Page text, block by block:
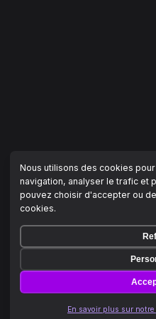
Nous utilisons des cookies
navigation, analyser le trafic et
pouvez choisir d'accepter ou
cookies.
En savoir plus sur